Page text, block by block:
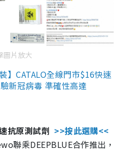
圖片放大
】CATALO全線門市$16快速
新冠病毒 準確性高達
抗原測試劑 >>按此選購<<
聯乘DEEPBLUE合作推出，